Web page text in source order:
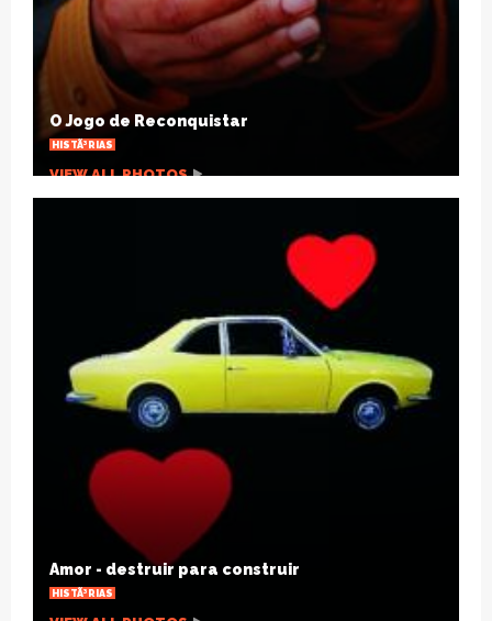
Cinco maneiras de superar o desgaste das
relaÃ§Ãµes a dois
ARTIGOS
VIEW ALL PHOTOS
Hipnoterapia x Ansiedade
SAÃºDE
VIEW ALL PHOTOS